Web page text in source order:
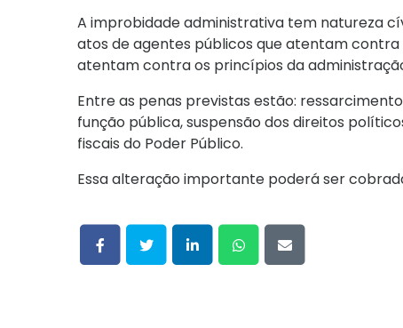
A improbidade administrativa tem natureza
atos de agentes públicos que atentam
atentam contra os princípios da
Entre as penas previstas estão:
função pública, suspensão dos direitos
fiscais do Poder Público.
Essa alteração importante poderá ser